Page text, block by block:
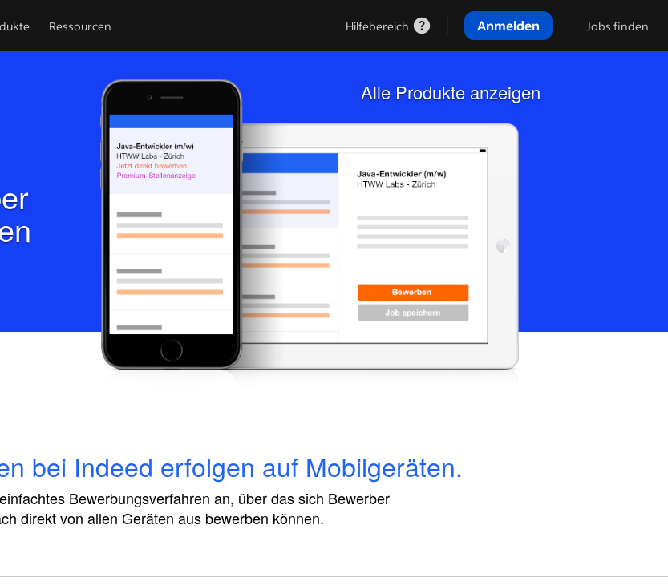
Ressourcen Hilfebereich Anmelden Jobs finden
Alle Produkte anzeigen
bei Indeed erfolgen auf Mobilgeräten.
Bewerbungsverfahren an, über das sich Bewerber
direkt von allen Geräten aus bewerben können.